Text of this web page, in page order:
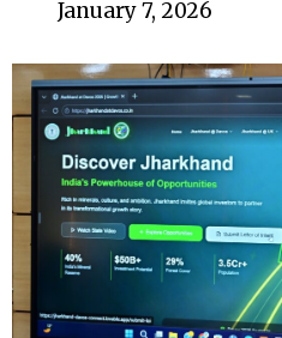
January 7, 2026